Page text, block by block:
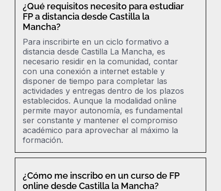
¿Qué requisitos necesito para estudiar
FP a distancia desde Castilla la
Mancha?
Para inscribirte en un ciclo formativo a
distancia desde Castilla La Mancha, es
necesario residir en la comunidad, contar
con una conexión a internet estable y
disponer de tiempo para completar las
actividades y entregas dentro de los plazos
establecidos. Aunque la modalidad online
permite mayor autonomía, es fundamental
ser constante y mantener el compromiso
académico para aprovechar al máximo la
formación.
¿Cómo me inscribo en un curso de FP
online desde Castilla la Mancha?